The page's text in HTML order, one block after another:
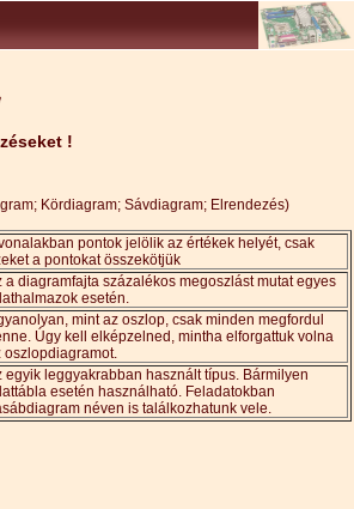
!
Kördiagram; Sávdiagram; Elrendezés)
pontok jelölik az értékek helyét, csak
a pontokat összekötjük
a diagramfajta százalékos megoszlást mutat egyes
esetén.
mint az oszlop, csak minden megfordul
Úgy kell elképzelned, mintha elforgattuk volna
oszlopdiagramot.
egyik leggyakrabban használt típus. Bármilyen
esetén használható. Feladatokban
néven is találkozhatunk vele.